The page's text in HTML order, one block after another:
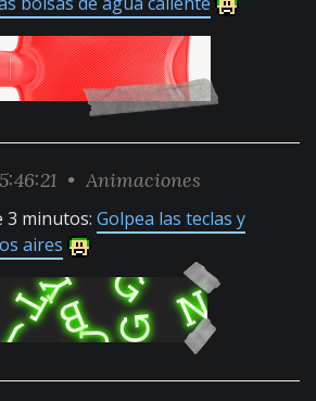
• Animaciones
3 minutos: Golpea las teclas y
aires